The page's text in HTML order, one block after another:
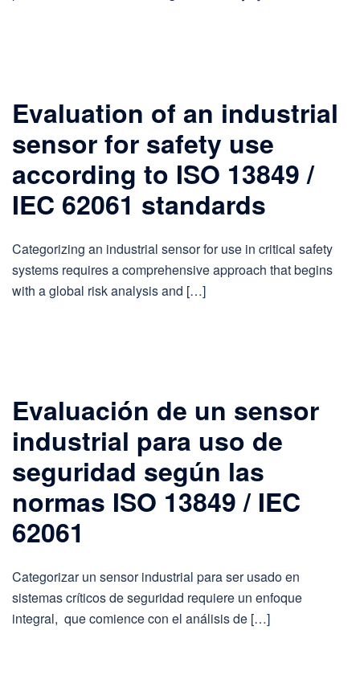
Evaluation of an industrial
sensor for safety use
according to ISO 13849 /
IEC 62061 standards
Categorizing an industrial sensor for use in critical safety
systems requires a comprehensive approach that begins
with a global risk analysis and […]
Evaluación de un sensor
industrial para uso de
seguridad según las
normas ISO 13849 / IEC
62061
Categorizar un sensor industrial para ser usado en
sistemas críticos de seguridad requiere un enfoque
integral, que comience con el análisis de […]